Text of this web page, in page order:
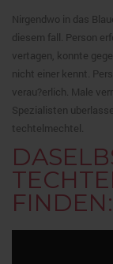
Nirgendwo in das
diesem fall. Person
vertagen, konnte
nicht einer kennt.
verau?erlich. Male
Spezialisten
techtelmechtel.
FINDEN: